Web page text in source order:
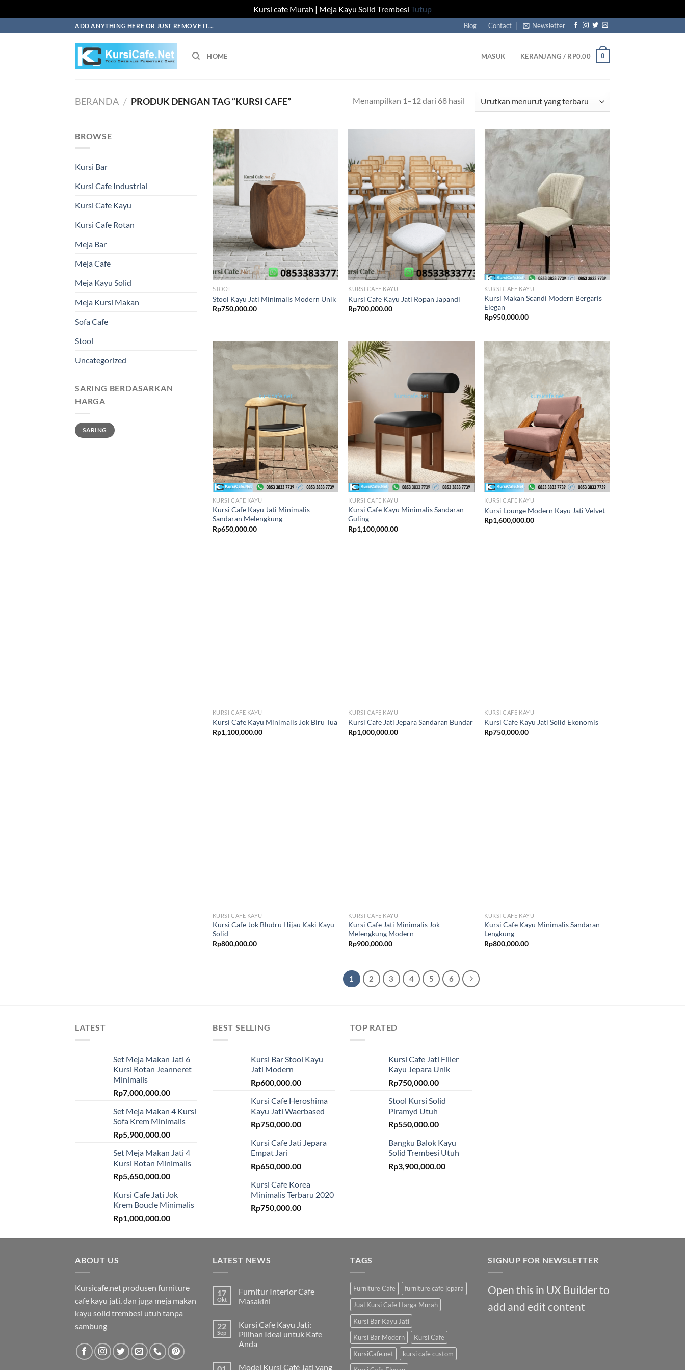
Kursi cafe Murah | Meja Kayu Solid Trembesi Tutup
to
ADD ANYTHING HERE OR JUST REMOVE IT... Blog Contact Newsletter
HOME MASUK KERANJANG / RP0.00 0
BERANDA / PRODUK DENGAN TAG “KURSI CAFE” Menampilkan 1–12 dari 68 hasilDiurutkan
menurut
terbaru
BROWSE
Kursi Bar
Kursi Cafe Industrial
Kursi Cafe Kayu
Kursi Cafe Rotan
Meja Bar
Meja Cafe
Meja Kayu Solid
Meja Kursi Makan
Sofa Cafe
Stool
Uncategorized
SARING BERDASARKAN
HARGA
Harga
terendah
Harga
tertinggi
SARING
STOOL
Stool Kayu Jati Minimalis Modern Unik
Rp750,000.00
KURSI CAFE KAYU
Kursi Cafe Kayu Jati Ropan Japandi
Rp700,000.00
KURSI CAFE KAYU
Kursi Makan Scandi Modern Bergaris
Elegan
Rp950,000.00
KURSI CAFE KAYU
Kursi Cafe Kayu Jati Minimalis
Sandaran Melengkung
Rp650,000.00
KURSI CAFE KAYU
Kursi Cafe Kayu Minimalis Sandaran
Guling
Rp1,100,000.00
KURSI CAFE KAYU
Kursi Lounge Modern Kayu Jati Velvet
Rp1,600,000.00
KURSI CAFE KAYU
Kursi Cafe Kayu Minimalis Jok Biru Tua
Rp1,100,000.00
KURSI CAFE KAYU
Kursi Cafe Jati Jepara Sandaran Bundar
Rp1,000,000.00
KURSI CAFE KAYU
Kursi Cafe Kayu Jati Solid Ekonomis
Rp750,000.00
KURSI CAFE KAYU
Kursi Cafe Jok Bludru Hijau Kaki Kayu
Solid
Rp800,000.00
KURSI CAFE KAYU
Kursi Cafe Jati Minimalis Jok
Melengkung Modern
Rp900,000.00
KURSI CAFE KAYU
Kursi Cafe Kayu Minimalis Sandaran
Lengkung
Rp800,000.00
1 2 3 4 5 6
LATEST
Set Meja Makan Jati 6
Kursi Rotan Jeanneret
Minimalis
Rp7,000,000.00
Set Meja Makan 4 Kursi
Sofa Krem Minimalis
Rp5,900,000.00
Set Meja Makan Jati 4
Kursi Rotan Minimalis
Rp5,650,000.00
Kursi Cafe Jati Jok
Krem Boucle Minimalis
Rp1,000,000.00
BEST SELLING
Kursi Bar Stool Kayu
Jati Modern
Rp600,000.00
Kursi Cafe Heroshima
Kayu Jati Waerbased
Rp750,000.00
Kursi Cafe Jati Jepara
Empat Jari
Rp650,000.00
Kursi Cafe Korea
Minimalis Terbaru 2020
Rp750,000.00
TOP RATED
Kursi Cafe Jati Filler
Kayu Jepara Unik
Rp750,000.00
Stool Kursi Solid
Piramyd Utuh
Rp550,000.00
Bangku Balok Kayu
Solid Trembesi Utuh
Rp3,900,000.00
ABOUT US
Kursicafe.net produsen furniture
cafe kayu jati, dan juga meja makan
kayu solid trembesi utuh tanpa
sambung
LATEST NEWS
17
Okt
Furnitur Interior Cafe
Masakini
22
Sep
Kursi Cafe Kayu Jati:
Pilihan Ideal untuk Kafe
Anda
Model Kursi Café Jati yang
TAGS
Furniture Cafe
furniture cafe jepara
Jual Kursi Cafe Harga Murah
Kursi Bar Kayu Jati
Kursi Bar Modern
Kursi Cafe
KursiCafe.net
kursi cafe custom
SIGNUP FOR NEWSLETTER
Open this in UX Builder to
add and edit content